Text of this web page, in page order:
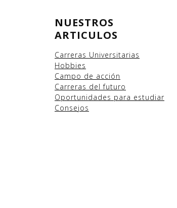
NUESTROS
ARTICULOS
Carreras Universitarias
Hobbies
Campo de acción
Carreras del futuro
Oportunidades para estudiar
Consejos